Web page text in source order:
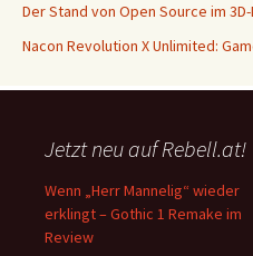
Der Stand von Open Source im
Nacon Revolution X Unlimited:
Jetzt neu auf Rebell.at!
Wenn „Herr Mannelig“ wieder
erklingt – Gothic 1 Remake im
Review